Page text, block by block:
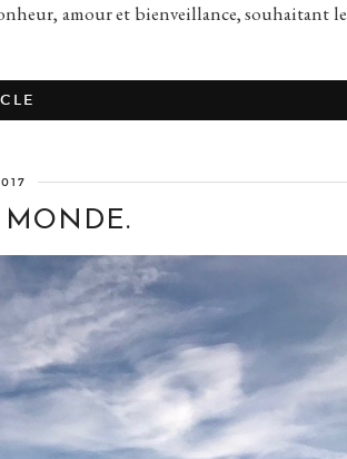
amour et bienveillance, souhaitant le